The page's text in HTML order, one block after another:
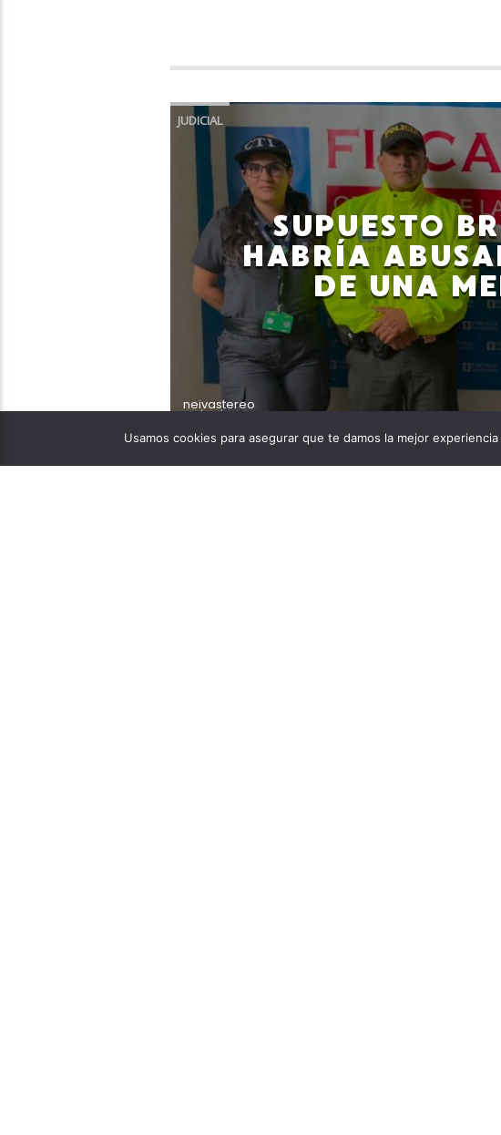
JUDICIAL
SUPUESTO
HABRÍA
DE UNA
neivastereo
05/08/2023
Usamos cookies para asegurar que te damos la mejor